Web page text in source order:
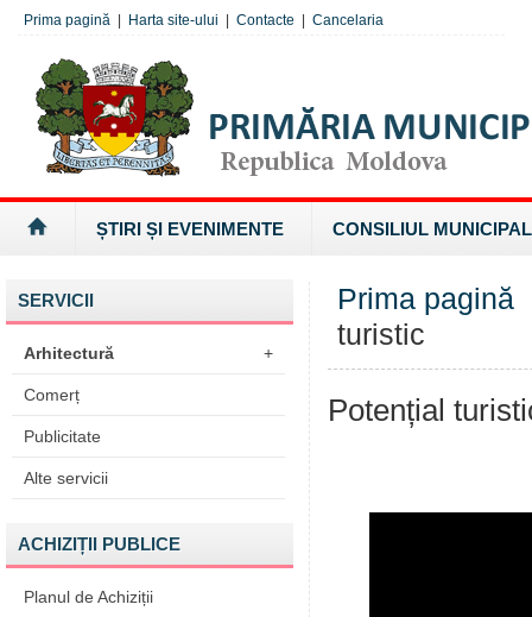
Prima pagină Harta site-ului Contacte Cancelaria
ȘTIRI ȘI EVENIMENTE CONSILIUL MUNICIPAL
SERVICII
Arhitectură +
Comerț
Publicitate
Alte servicii
ACHIZIȚII PUBLICE
Planul de Achiziții
Prima pagină
turistic
Potențial